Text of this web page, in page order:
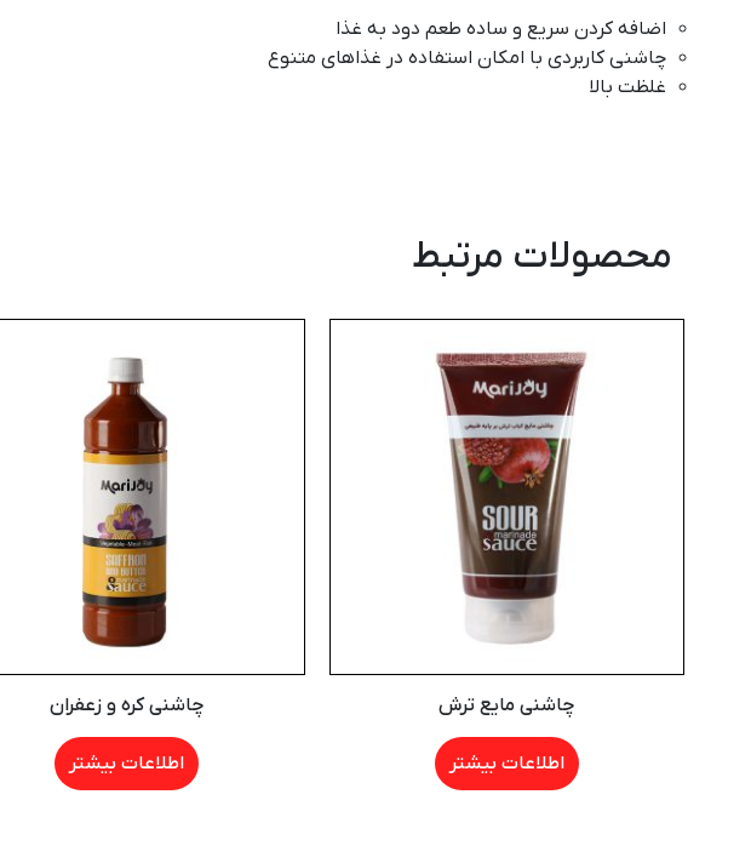
اضافه کردن سریع و ساده طعم دود به غذا
چاشنی کاربردی با امکان استفاده در غذاهای متنوع
غلظت بالا
محصولات مرتبط
چاشنی مایع ترش
اطلاعات بیشتر
چاشنی کره و زعفران
اطلاعات بیشتر